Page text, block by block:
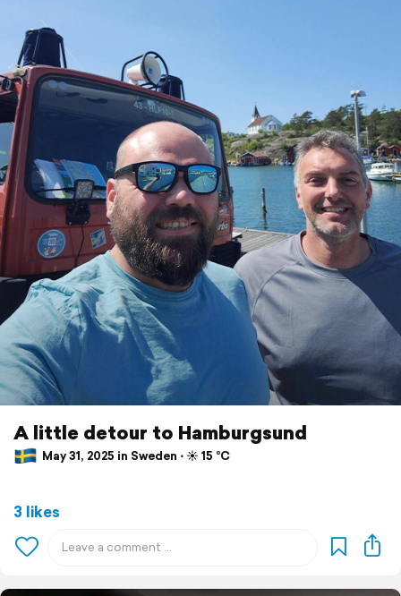
A little detour to Hamburgsund
May 31, 2025 in Sweden ⋅ ☀️ 15 °C
3 likes